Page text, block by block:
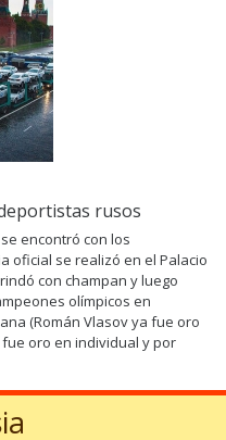
rusos
encontró con los
oficial se realizó en el Palacio
con champan y luego
olímpicos en
(Román Vlasov ya fue oro
fue oro en individual y por